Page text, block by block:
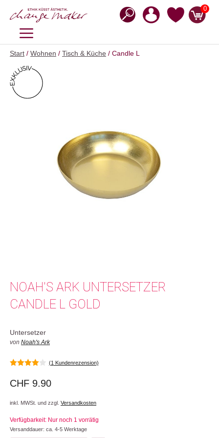
Inhalt
0
MENÜ
Start / Wohnen / Tisch & Küche / Candle L
NOAH'S ARK UNTERSETZER
CANDLE L GOLD
Untersetzer
von Noah's Ark
5
(1 Kundenrezension)
CHF 9.90
inkl. MWSt. und zzgl. Versandkosten
Verfügbarkeit: Nur noch 1 vorrätig
Versanddauer: ca. 4-5 Werktage